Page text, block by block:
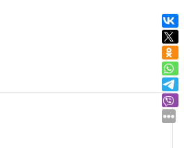
очаровательное нижнее бельё